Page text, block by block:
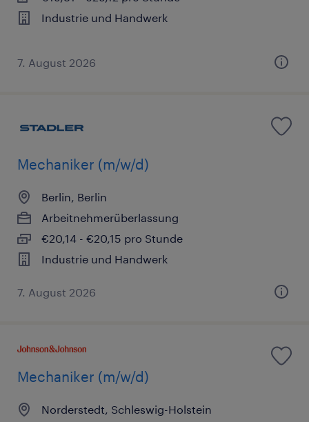
Industrie und Handwerk
7. August 2026
Mechaniker (m/w/d)
Berlin, Berlin
Arbeitnehmerüberlassung
€20,14 - €20,15 pro Stunde
Industrie und Handwerk
7. August 2026
Mechaniker (m/w/d)
Norderstedt, Schleswig-Holstein